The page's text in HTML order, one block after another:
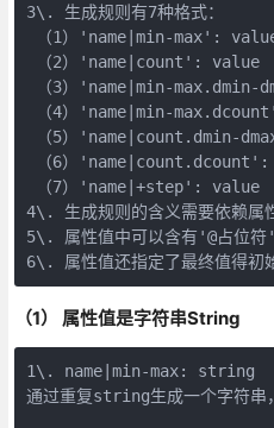
3\. 生成规则有7种格式：
（1）'name|min-max':
（2）'name|count': value
（3）'name|min-
（4）'name|min-
（5）'name|count.dmin-
（6）
（7）'name|+step': value
4\. 生成规则的含义需要依赖属
5\. 属性值中可以含有'@占位
6\. 属性值还指定了最终值得初
（1） 属性值是字符串String
1\. name|min-max: string
通过重复string生成一个字符串